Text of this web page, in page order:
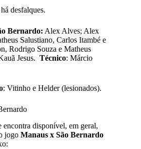
desfalques.
Bernardo: Alex Alves; Alex
Salustiano, Carlos Itambé e
Rodrigo Souza e Matheus
Jesus. Técnico: Márcio
: Vitinho e Helder (lesionados).
encontra disponível, em geral,
jogo Manaus x São Bernardo